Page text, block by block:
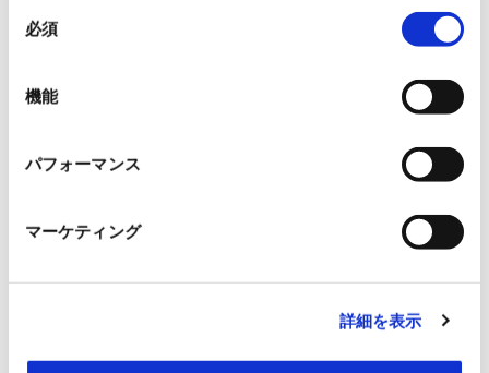
必須
機能
パフォーマンス
マーケティング
詳細を表示
体的な手順
考例として紹介しますが、他のPDF対応翻
訳ツールでも同様の考え方が使えます。